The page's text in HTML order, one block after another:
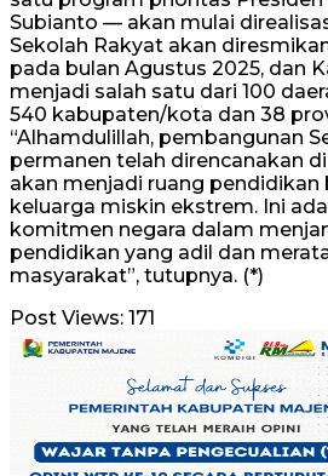
Subianto — akan mulai
Sekolah Rakyat akan
pada bulan Agustus 2025, dan
menjadi salah satu dari 100
540 kabupaten/kota dan 38
“Alhamdulillah, pembangunan
permanen telah direncanakan
akan menjadi ruang pendidikan
keluarga miskin ekstrem. Ini
komitmen negara dalam
pendidikan yang adil dan
masyarakat”, tutupnya. (*)
Post Views: 171